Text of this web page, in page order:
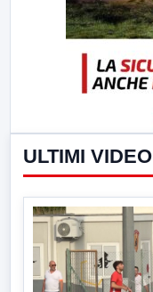
ULTIMI VIDEO